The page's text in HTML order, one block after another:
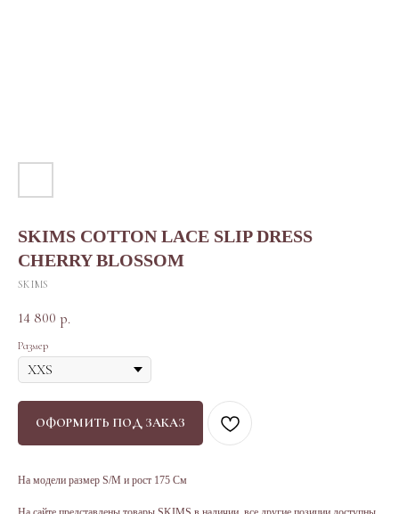
SKIMS COTTON LACE SLIP DRESS
CHERRY BLOSSOM
SKIMS
14 800 р.
Размер
ОФОРМИТЬ ПОД ЗАКАЗ
На модели размер S/M и рост 175 См